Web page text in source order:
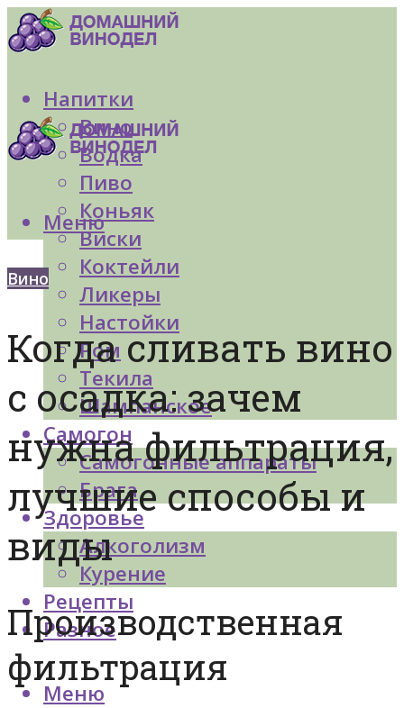
Напитки
Вино
Водка
Пиво
Коньяк
Виски
Коктейли
Ликеры
Настойки
Ром
Текила
Шампанское
Самогон
Самогонные аппараты
Брага
Здоровье
Алкоголизм
Курение
Рецепты
Разное
Меню
Меню
Вино
Когда сливать вино
с осадка: зачем
нужна фильтрация,
лучшие способы и
виды
Производственная
фильтрация